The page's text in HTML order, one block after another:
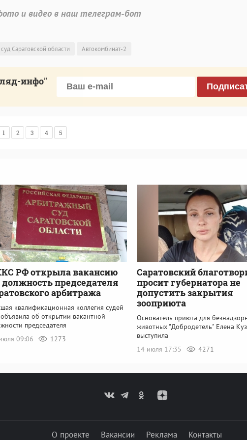
и видео в наш телеграм-бот
Саратовской области Автокомбинат-2
инфо"
1 2 3 4 5
РФ открыла вакансию
должность председателя
арбитража
квалификационная коллегия судей
об открытии вакантной
председателя
09:06
1273
Саратовский
просит губернатора не
допустить закрытия
зооприюта
Основатель приюта для
животных "Добродетель" Елена
выступила
14 июля 17:35
4271
О проекте Вакансии Реклама
Контакты